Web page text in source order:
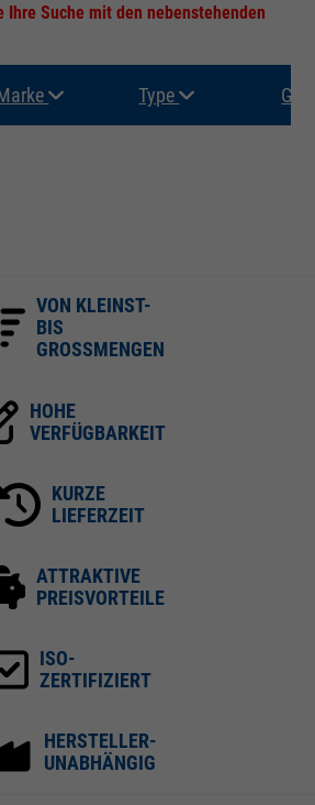
Suche mit den nebenstehenden
Type
VON KLEINST-
BIS
GROSSMENGEN
HOHE
VERFÜGBARKEIT
KURZE
LIEFERZEIT
ATTRAKTIVE
PREISVORTEILE
ISO-
ZERTIFIZIERT
HERSTELLER-
UNABHÄNGIG